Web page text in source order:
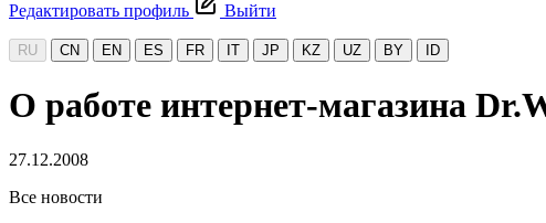
Редактировать профиль
Выйти
RU CN EN ES FR IT JP KZ UZ BY ID
О работе интернет-магазина
27.12.2008
Все новости